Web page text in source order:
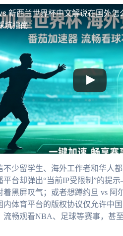
新西兰世界杯中文解说在国外怎
坑指南
少留学生、海外工作者和华人
平台却弹出“当前IP受限制”的提
黑屏叹气；或者想蹲约旦 vs 阿
体育平台的版权协议仅允许中
畅观看NBA、足球等赛事，甚